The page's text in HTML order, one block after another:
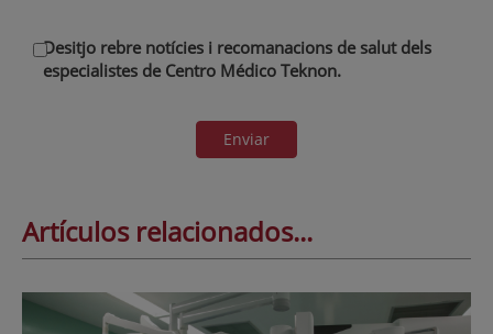
Desitjo rebre notícies i recomanacions de salut dels
especialistes de Centro Médico Teknon.
Enviar
Artículos relacionados...